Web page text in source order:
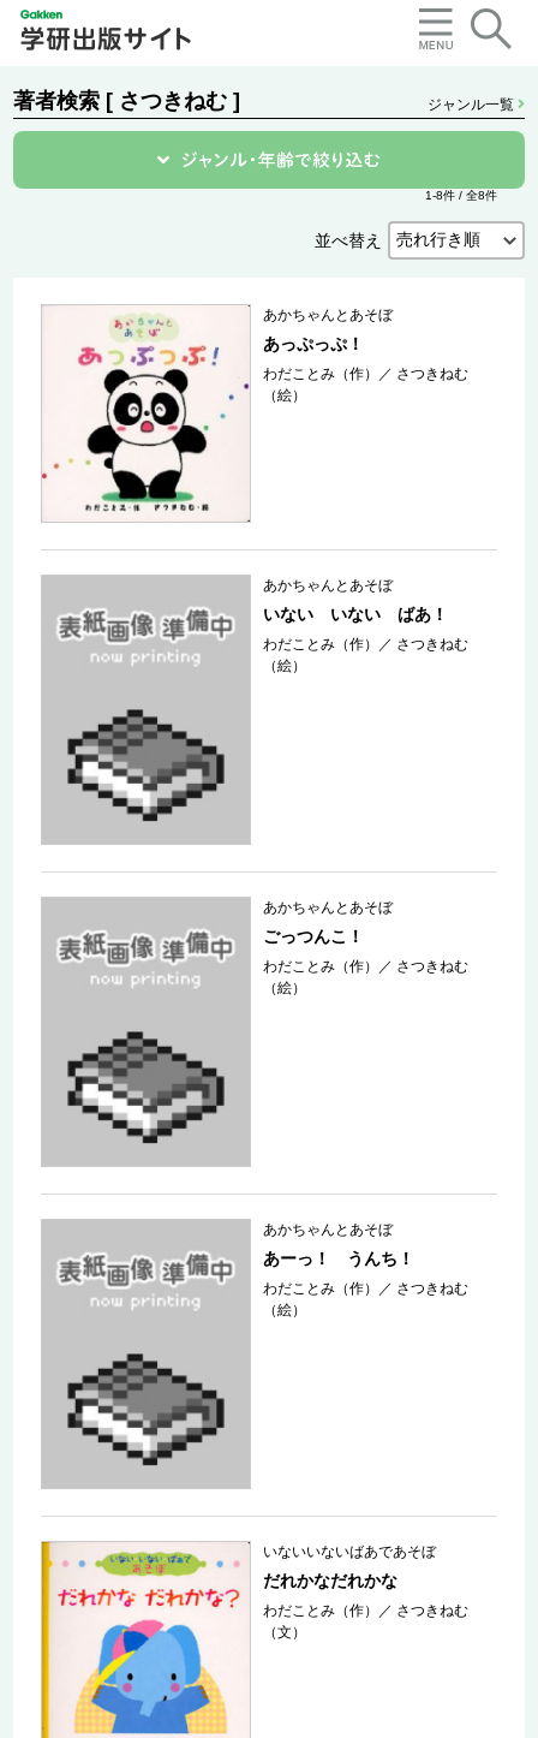
著者検索 [ さつきねむ ] ジャンル一覧
1-8件 / 全8件
並べ替え
あかちゃんとあそぼ
あっぷっぷ！
わだことみ（作） ／ さつきねむ
（絵）
あかちゃんとあそぼ
いない いない ばあ！
わだことみ（作） ／ さつきねむ
（絵）
あかちゃんとあそぼ
ごっつんこ！
わだことみ（作） ／ さつきねむ
（絵）
あかちゃんとあそぼ
あーっ！ うんち！
わだことみ（作） ／ さつきねむ
（絵）
いないいないばあであそぼ
だれかなだれかな
わだことみ（作） ／ さつきねむ
（文）